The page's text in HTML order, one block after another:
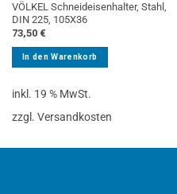
VÖLKEL Schneideisenhalter, Stahl,
DIN 225, 105X36
73,50 €
In den Warenkorb
inkl. 19 % MwSt.
zzgl. Versandkosten